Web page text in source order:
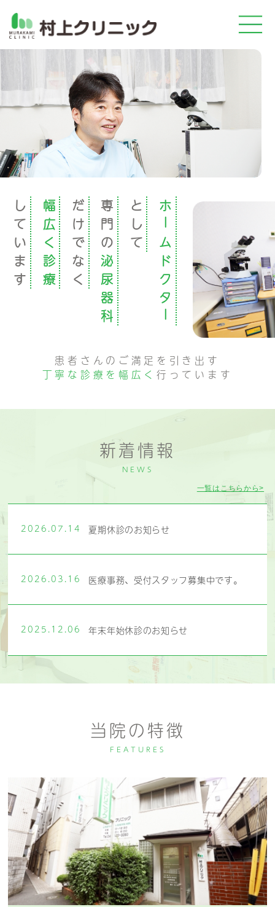
し
て
い
ま
す
幅
広
く
診
療
だ
け
で
な
く
専
門
の
泌
尿
器
科
と
し
て
ホ
ー
ム
ド
ク
タ
ー
患者さんのご満足を引き出す
丁寧な診療を幅広く行っています
新着情報
NEWS
一覧はこちらから>
2026.07.14 夏期休診のお知らせ
2026.03.16 医療事務、受付スタッフ募集中です。
2025.12.06 年末年始休診のお知らせ
当院の特徴
FEATURES